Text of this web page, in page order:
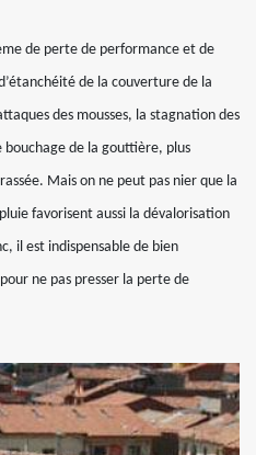
de perte de performance et de
de la couverture de la
des mousses, la stagnation des
de la gouttière, plus
Mais on ne peut pas nier que la
favorisent aussi la dévalorisation
il est indispensable de bien
ne pas presser la perte de